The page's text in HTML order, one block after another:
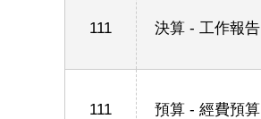
111 決算 - 工作報告
111 預算 - 經費預算